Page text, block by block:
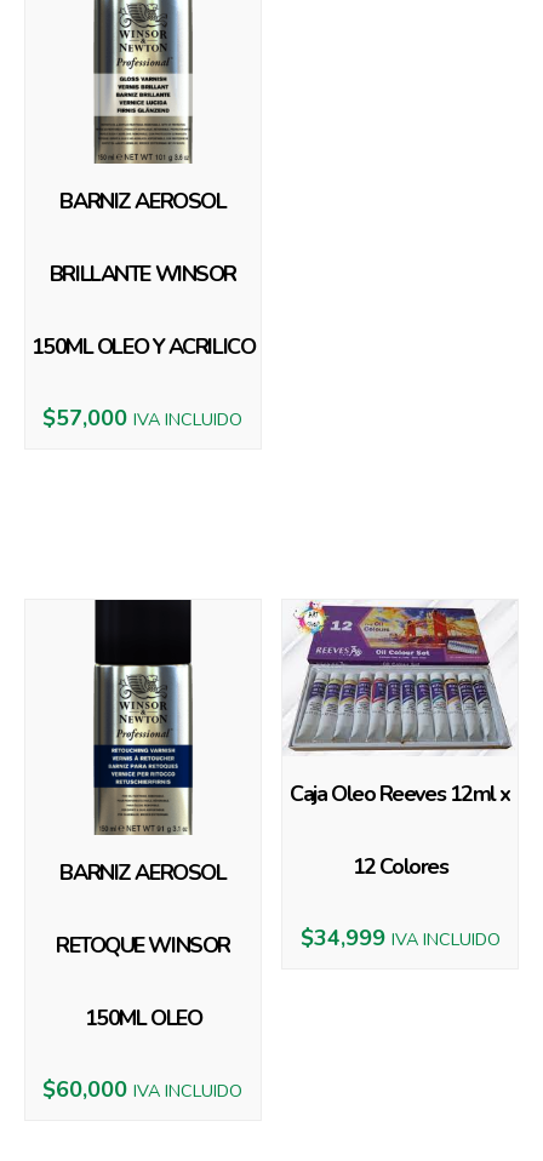
BARNIZ AEROSOL
BRILLANTE WINSOR
150ML OLEO Y ACRILICO
$57,000 IVA INCLUIDO
BARNIZ AEROSOL
RETOQUE WINSOR
150ML OLEO
$60,000 IVA INCLUIDO
Caja Oleo Reeves 12ml x
12 Colores
$34,999 IVA INCLUIDO